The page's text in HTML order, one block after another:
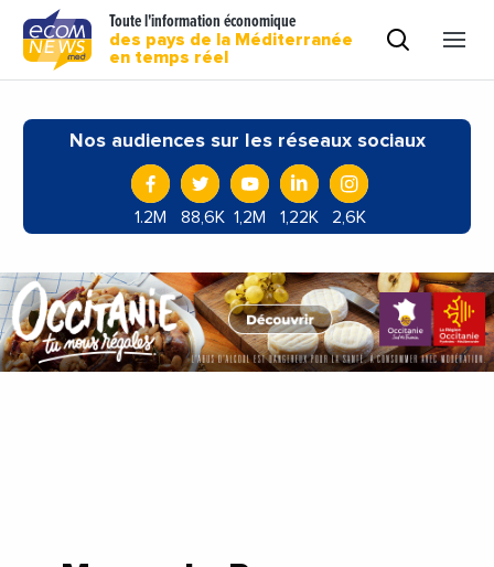
Toute l'information économique
des pays de la Méditerranée
en temps réel
Nos audiences sur les réseaux sociaux
1.2M 88,6K 1,2M 1,22K 2,6K